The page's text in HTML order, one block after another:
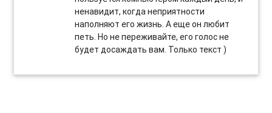
ненавидит, когда неприятности
наполняют его жизнь. А еще он любит
петь. Но не переживайте, его голос не
будет досаждать вам. Только текст )